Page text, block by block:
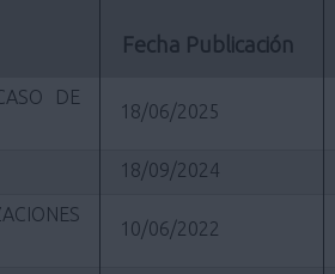
Fecha Publicación
DE
18/06/2025
18/09/2024
10/06/2022